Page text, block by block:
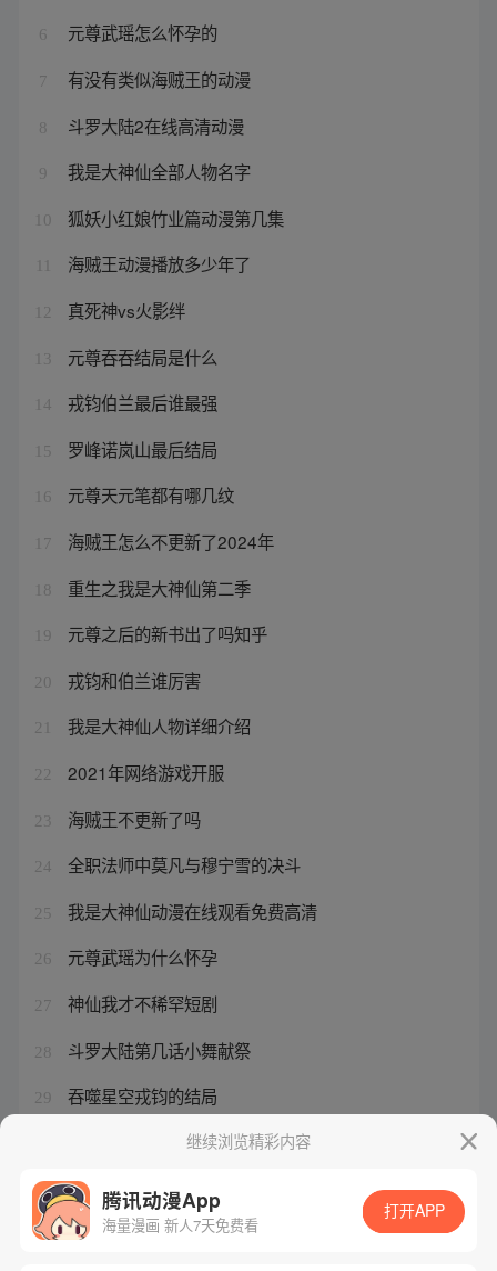
6 元尊武瑶怎么怀孕的
7 有没有类似海贼王的动漫
8 斗罗大陆2在线高清动漫
9 我是大神仙全部人物名字
10 狐妖小红娘竹业篇动漫第几集
海贼王动漫播放多少年了
12 真死神vs火影绊
13 元尊吞吞结局是什么
14 戎钧伯兰最后谁最强
15 罗峰诺岚山最后结局
16 元尊天元笔都有哪几纹
17 海贼王怎么不更新了2024年
18 重生之我是大神仙第二季
19 元尊之后的新书出了吗知乎
20 戎钧和伯兰谁厉害
21 我是大神仙人物详细介绍
22 2021年网络游戏开服
23 海贼王不更新了吗
24 全职法师中莫凡与穆宁雪的决斗
25 我是大神仙动漫在线观看免费高清
26 元尊武瑶为什么怀孕
27 神仙我才不稀罕短剧
28 斗罗大陆第几话小舞献祭
29 吞噬星空戎钧的结局
我是大神仙哪个平台播出继续浏览精彩内容
腾讯动漫App
海量漫画 新人7天免费看
打开APP